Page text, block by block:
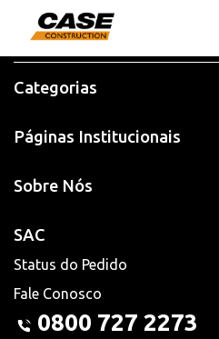
Categorias
Páginas Institucionais
Sobre Nós
SAC
Status do Pedido
Fale Conosco
0800 727 2273